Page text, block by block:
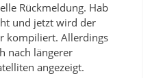
Rückmeldung. Hab
und jetzt wird der
kompiliert. Allerdings
nach längerer
angezeigt.